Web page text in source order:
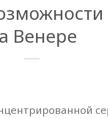
Венере